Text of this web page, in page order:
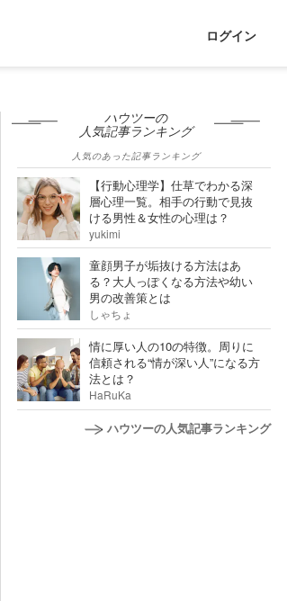
ログイン
ハウツーの
人気記事ランキング
人気のあった記事ランキング
【行動心理学】仕草でわかる深
層心理一覧。相手の行動で見抜
ける男性＆女性の心理は？
yukimi
童顔男子が垢抜ける方法はあ
る？大人っぽくなる方法や幼い
男の改善策とは
しゃちょ
情に厚い人の10の特徴。周りに
信頼される“情が深い人”になる方
法とは？
HaRuKa
ハウツーの人気記事ランキング